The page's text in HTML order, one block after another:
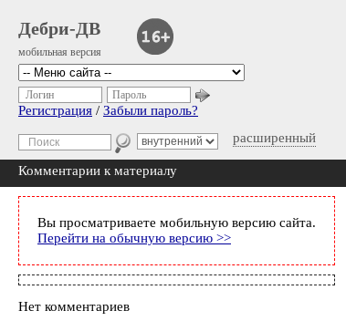
Дебри-ДВ
мобильная версия
расширенный
Логин Пароль
Регистрация / Забыли пароль?
Комментарии к материалу
Вы просматриваете мобильную версию сайта.
Перейти на обычную версию >>
Нет комментариев